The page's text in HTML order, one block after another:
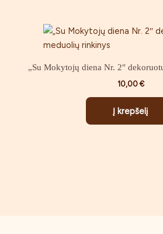
„Su Mokytojų diena Nr. 2″
10,00€
Į krepšelį